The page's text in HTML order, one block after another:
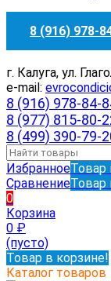
8 (916) 978-
г. Калуга, ул.
e-mail:
8 (916) 978-84-
8 (977) 815-80-
8 (499) 390-79-
ИзбранноеТовар
СравнениеТовар
0
Корзина
0 ₽
(пусто)
Товар в корзине!
Каталог товаров